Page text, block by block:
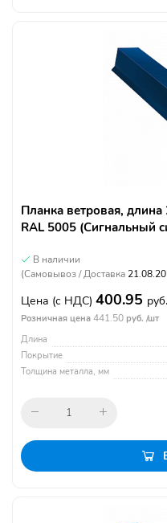
Планка ветровая,
RAL 5005 (Сигнальный
В наличии
(Самовывоз / Доставка
Цена (с НДС) 400.95 руб.
Розничная цена 441.50 руб. /шт
Длина
Покрытие
Толщина металла, мм